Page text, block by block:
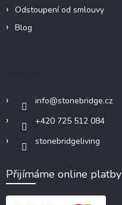
Odstoupení od smlouvy
Blog
info@stonebridge.cz
+420 725 512 084
stonebridgeliving
Přijímáme online platby